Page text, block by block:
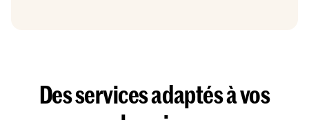
Des services adaptés à vos